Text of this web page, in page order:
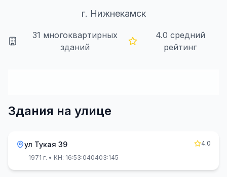
г. Нижнекамск
31 многоквартирных
зданий
4.0 средний
рейтинг
Здания на улице
ул Тукая 39
4.0
1971 г. • КН: 16:53:040403:145